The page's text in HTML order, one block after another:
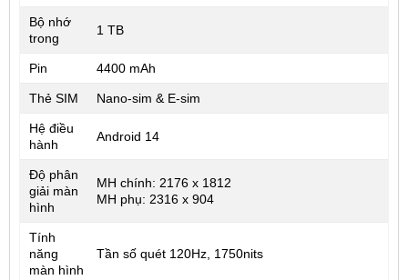
Bộ nhớ
trong
1 TB
Pin 4400 mAh
Thẻ SIM Nano-sim & E-sim
Hệ điều
hành
Android 14
Độ phân
giải màn
hình
MH chính: 2176 x 1812
MH phụ: 2316 x 904
Tính
năng
màn hình
Tần số quét 120Hz, 1750nits